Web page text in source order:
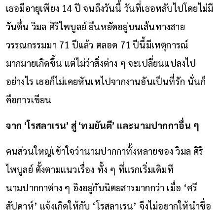
เธอมีอายุเพียง 14 ปี จนถึงวันนี้ วันที่เธอหลับไปโดยไม่มี
วันตื่น วิมล ศิริไพบูลย์ ยืนหยัดอยู่บนเส้นทางสาย
วรรณกรรมมา 71 ปีแล้ว ตลอด 71 ปีนี้มีเหตุการณ์
มากมายเกิดขึ้น แต่ไม่ว่าสิ่งต่าง ๆ จะเปลี่ยนแปลงไป
อย่างไร เธอก็ไม่เคยหันเหไปจากงานอันเป็นที่รัก นั่นก็
คือการเขียน
จาก ‘โรสลาเรน’ สู่ ‘ทมยันตี’ และนามปากกาอื่น ๆ
คนส่วนใหญ่เข้าใจว่านามปากกาทั้งหลายของ วิมล ศิริ
ไพบูลย์ ตั้งตามแนวเรื่อง ทั้ง ๆ ที่แรกเริ่มเดิมที
นามปากกาต่าง ๆ อิงอยู่กับนิตยสารมากกว่า เมื่อ ‘ศรี
สัปดาห์’ แจ้งเกิดให้กับ ‘โรสลาเรน’ จึงไม่อยากให้นำชื่อ